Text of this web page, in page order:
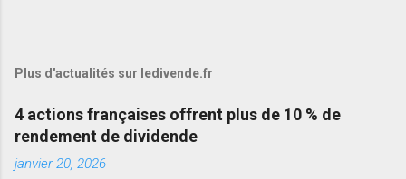
Plus d'actualités sur ledivende.fr
4 actions françaises offrent plus de 10 % de
rendement de dividende
janvier 20, 2026